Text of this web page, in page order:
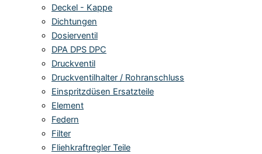
Deckel - Kappe
Dichtungen
Dosierventil
DPA DPS DPC
Druckventil
Druckventilhalter / Rohranschluss
Einspritzdüsen Ersatzteile
Element
Federn
Filter
Fliehkraftregler Teile